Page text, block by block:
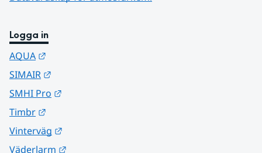
Logga in
AQUA
SIMAIR
SMHI Pro
Timbr
Vinterväg
Väderlarm